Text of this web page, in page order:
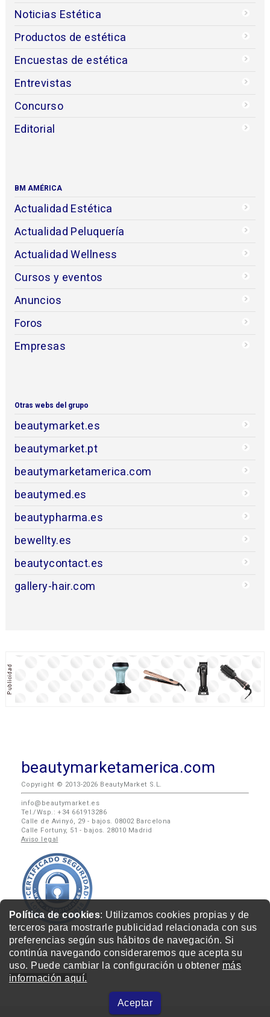
Política de cookies: Utilizamos cookies propias y de
terceros para mostrarle publicidad relacionada con sus
preferencias según sus hábitos de navegación. Si
continúa navegando consideraremos que acepta su
uso. Puede cambiar la configuración u obtener más
información aquí.
Aceptar
Noticias Estética
Productos de estética
Encuestas de estética
Entrevistas
Concurso
Editorial
BM AMÉRICA
Actualidad Estética
Actualidad Peluquería
Actualidad Wellness
Cursos y eventos
Anuncios
Foros
Empresas
Otras webs del grupo
beautymarket.es
beautymarket.pt
beautymarketamerica.com
beautymed.es
beautypharma.es
bewellty.es
beautycontact.es
gallery-hair.com
beautymarketamerica.com
Copyright © 2013-2026 BeautyMarket S.L.
info@beautymarket.es
Tel./Wsp.: +34 661913286
Calle de Avinyó, 29 - bajos. 08002 Barcelona
Calle Fortuny, 51 - bajos. 28010 Madrid
Aviso legal